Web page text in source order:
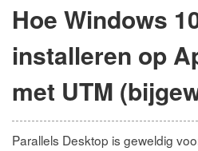
Hoe Windows
installeren op
met UTM
Parallels Desktop is geweldig